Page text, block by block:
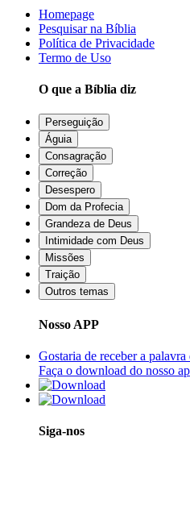
Homepage
Pesquisar na Bíblia
Política de Privacidade
Termo de Uso
O que a Bíblia diz
Perseguição
Águia
Consagração
Correção
Desespero
Dom da Profecia
Grandeza de Deus
Intimidade com Deus
Missões
Traição
Outros temas
Nosso APP
Gostaria de receber a
Faça o download do nosso
Siga-nos